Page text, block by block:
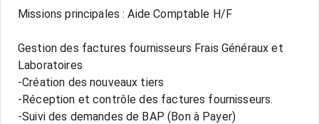
Missions principales : Aide Comptable H/F
Gestion des factures fournisseurs Frais Généraux et
Laboratoires
-Création des nouveaux tiers
-Réception et contrôle des factures fournisseurs.
-Suivi des demandes de BAP (Bon à Payer)